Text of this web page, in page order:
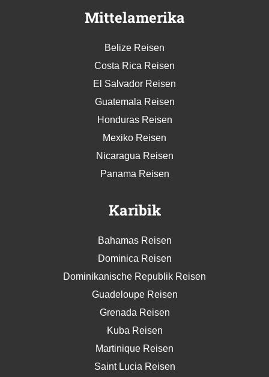
Mittelamerika
Belize Reisen
Costa Rica Reisen
El Salvador Reisen
Guatemala Reisen
Honduras Reisen
Mexiko Reisen
Nicaragua Reisen
Panama Reisen
Karibik
Bahamas Reisen
Dominica Reisen
Dominikanische Republik Reisen
Guadeloupe Reisen
Grenada Reisen
Kuba Reisen
Martinique Reisen
Saint Lucia Reisen